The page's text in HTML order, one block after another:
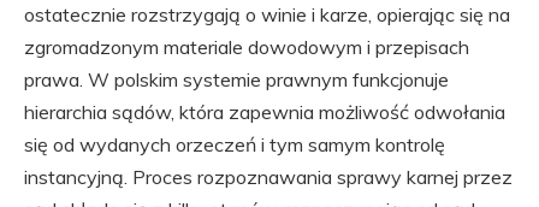
ostatecznie rozstrzygają o winie i karze, opierając się na
zgromadzonym materiale dowodowym i przepisach
prawa. W polskim systemie prawnym funkcjonuje
hierarchia sądów, która zapewnia możliwość odwołania
się od wydanych orzeczeń i tym samym kontrolę
instancyjną. Proces rozpoznawania sprawy karnej przez